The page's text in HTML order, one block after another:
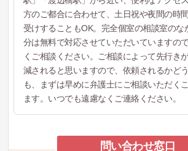
方のご都合に合わせて、土日祝や夜間の時
受けすることもOK。完全個室の相談室のな
分は無料で対応させていただいていますの
くご相談ください。ご相談によって先行き
減されると思いますので、依頼されるかど
も、まずは早めに弁護士にご相談いただく
ます。いつでも遠慮なくご連絡ください。
問い合わせ窓口